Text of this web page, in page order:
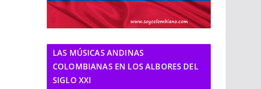
LAS MÚSICAS ANDINAS
COLOMBIANAS EN LOS ALBORES DEL
SIGLO XXI